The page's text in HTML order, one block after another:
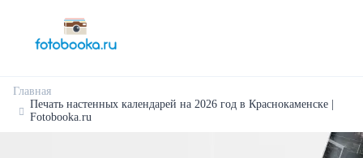
Главная
Печать настенных календарей на 2026 год в Краснокаменске |
Fotobooka.ru